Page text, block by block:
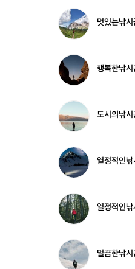
8
5
시
꾼
3
1
5
멋
있
는
시
꾼
2
6
8
멋있는낚
행
복
한
시
꾼
6
7
9
행복한낚
도
시
의
시
꾼
4
5
5
도시의낚
열
정
적
낚
시
꾼
3
4
열정적인
열
정
적
낚
시
열정적인
멀
끔
멀끔한낚